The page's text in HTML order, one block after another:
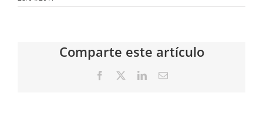
Comparte este artículo
Facebook LinkedInCorreo